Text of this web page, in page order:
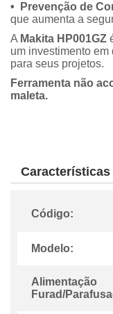
• Prevenção de
que aumenta a
A Makita HP001GZ
um investimento
para seus projetos.
Ferramenta não
maleta.
Código:
Modelo:
Alimentação
Furad/